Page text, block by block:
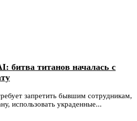
битва титанов началась с
запретить бывшим сотрудникам,
использовать украденные...